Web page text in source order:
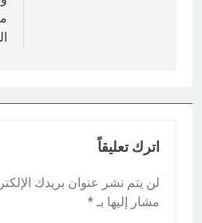
اترك تعليقاً
لن يتم نشر عنوان بريدك
مشار إليها بـ *